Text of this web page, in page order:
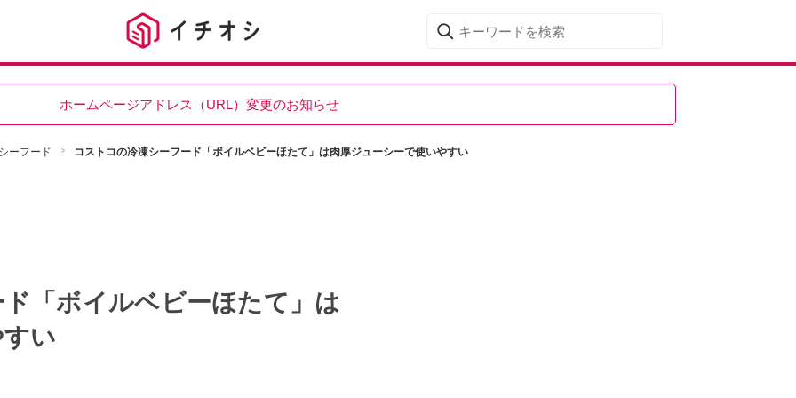
ホームページアドレス（URL）変更のお知らせ
ーフード コストコの冷凍シーフード「ボイルベビーほたて」は肉厚ジューシーで使いやすい
「ボイルベビーほたて」は
い